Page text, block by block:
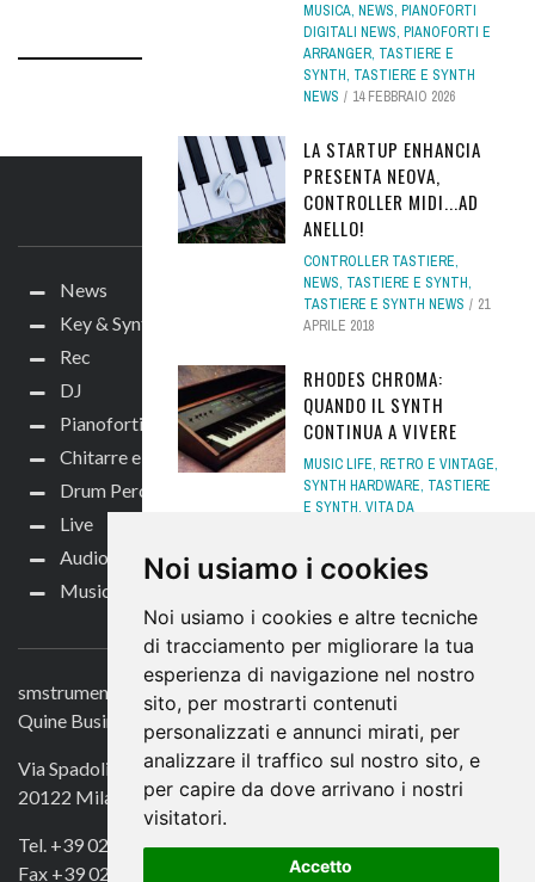
Noi usiamo i cookies
Noi usiamo i cookies e altre tecniche
di tracciamento per migliorare la tua
esperienza di navigazione nel nostro
sito, per mostrarti contenuti
personalizzati e annunci mirati, per
analizzare il traffico sul nostro sito, e
per capire da dove arrivano i nostri
visitatori.
Accetto
MUSICA, NEWS, PIANOFORTI
DIGITALI NEWS, PIANOFORTI E
ARRANGER, TASTIERE E
SYNTH, TASTIERE E SYNTH
NEWS
14 FEBBRAIO 2026
LA STARTUP ENHANCIA
PRESENTA NEOVA,
CONTROLLER MIDI...AD
ANELLO!
CONTROLLER TASTIERE,
NEWS, TASTIERE E SYNTH,
TASTIERE E SYNTH NEWS
21
APRILE 2018
RHODES CHROMA:
QUANDO IL SYNTH
CONTINUA A VIVERE
MUSIC LIFE, RETRO E VINTAGE,
SYNTH HARDWARE, TASTIERE
E SYNTH, VITA DA
SPECIALE – FAR VIDEO AL
PIANOFORTE: I LIVELLI
AUDIO E I SOFTWARE –
PARTE 4
NEWS
PIANOFORTI DIGITALI
NEWS,PIANOFORTI E
ARRANGER,TASTIERE E
SYNTH, TUTORIAL PIANO
TUTORIAL TASTIERE
11
OTTOBRE 2021
YAMAHA DXR/DXS E
IL SITO
News
Key & Synth
Rec
DJ
Pianoforti e Arranger
Chitarre e bassi
Drum Perc
Live
Audio per video
Music Life
CONTATTACI
smstrumentimusicali.it
Quine Business Publisher
Via Spadolini 7
20122 Milano
Tel. +39 02 49756990
Fax +39 02 72016740